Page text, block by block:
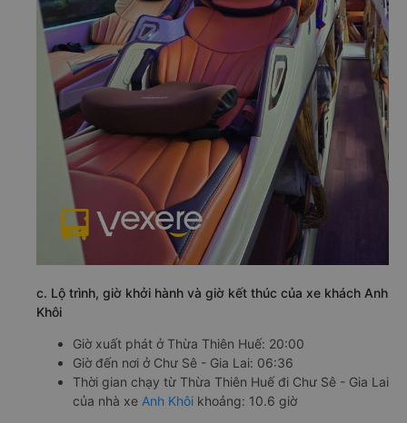
c. Lộ trình, giờ khởi hành và giờ kết thúc của xe khách Anh
Khôi
Giờ xuất phát ở Thừa Thiên Huế: 20:00
Giờ đến nơi ở Chư Sê - Gia Lai: 06:36
Thời gian chạy từ Thừa Thiên Huế đi Chư Sê - Gia Lai
của nhà xe Anh Khôi khoảng: 10.6 giờ